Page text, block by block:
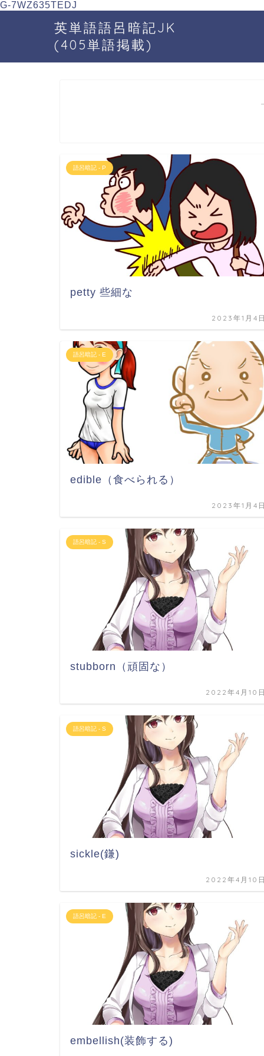
G-7WZ635TEDJ
英単語語呂暗記JK
(405単語掲載)
語呂暗記 - P
petty 些細な
2023年1月4日
語呂暗記 - E
edible（食べられる）
2023年1月4日
語呂暗記 - S
stubborn（頑固な）
2022年4月10日
語呂暗記 - S
sickle(鎌)
2022年4月10日
語呂暗記 - E
embellish(装飾する)